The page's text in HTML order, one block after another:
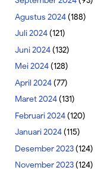
Agustus 2024(188)
Juli 2024(121)
Juni 2024(132)
Mei 2024(128)
April 2024(77)
Maret 2024(131)
Februari 2024(120)
Januari 2024(115)
Desember 2023(124)
November 2023(124)